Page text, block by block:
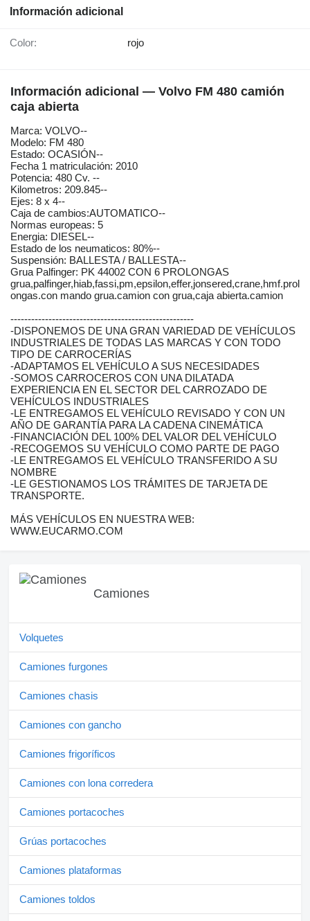
Información adicional
Color: rojo
Información adicional — Volvo FM 480 camión
caja abierta
Marca: VOLVO--
Modelo: FM 480
Estado: OCASIÓN--
Fecha 1 matriculación: 2010
Potencia: 480 Cv. --
Kilometros: 209.845--
Ejes: 8 x 4--
Caja de cambios:AUTOMATICO--
Normas europeas: 5
Energia: DIESEL--
Estado de los neumaticos: 80%--
Suspensión: BALLESTA / BALLESTA--
Grua Palfinger: PK 44002 CON 6 PROLONGAS
grua,palfinger,hiab,fassi,pm,epsilon,effer,jonsered,crane,hmf.prol
ongas.con mando grua.camion con grua,caja abierta.camion
-----------------------------------------------------
-DISPONEMOS DE UNA GRAN VARIEDAD DE VEHÍCULOS
INDUSTRIALES DE TODAS LAS MARCAS Y CON TODO
TIPO DE CARROCERÍAS
-ADAPTAMOS EL VEHÍCULO A SUS NECESIDADES
-SOMOS CARROCEROS CON UNA DILATADA
EXPERIENCIA EN EL SECTOR DEL CARROZADO DE
VEHÍCULOS INDUSTRIALES
-LE ENTREGAMOS EL VEHÍCULO REVISADO Y CON UN
AÑO DE GARANTÍA PARA LA CADENA CINEMÁTICA
-FINANCIACIÓN DEL 100% DEL VALOR DEL VEHÍCULO
-RECOGEMOS SU VEHÍCULO COMO PARTE DE PAGO
-LE ENTREGAMOS EL VEHÍCULO TRANSFERIDO A SU
NOMBRE
-LE GESTIONAMOS LOS TRÁMITES DE TARJETA DE
TRANSPORTE.
MÁS VEHÍCULOS EN NUESTRA WEB:
WWW.EUCARMO.COM
Camiones
Volquetes
Camiones furgones
Camiones chasis
Camiones con gancho
Camiones frigoríficos
Camiones con lona corredera
Camiones portacoches
Grúas portacoches
Camiones plataformas
Camiones toldos